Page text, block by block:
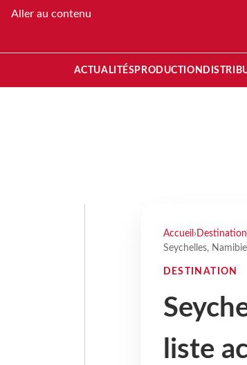
Aller au contenu
ACTUALITÉS PRODUCTION
Accueil › Destination
Seychelles,
DESTINATION
liste